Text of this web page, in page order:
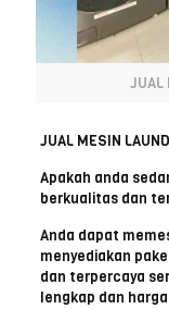
JUAL
JUAL MESIN
Apakah anda
berkualitas dan
Anda dapat
menyediakan
dan terpercaya
lengkap dan